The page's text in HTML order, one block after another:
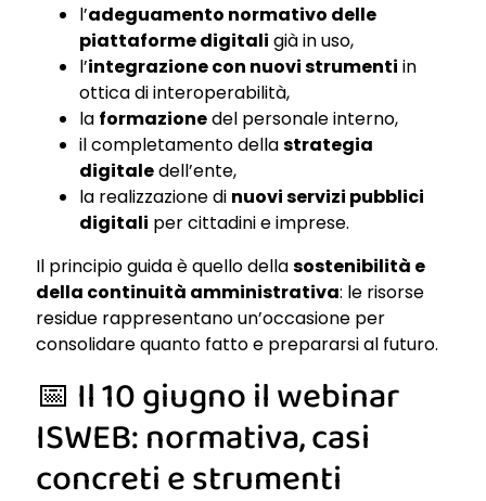
l’adeguamento normativo delle
piattaforme digitali già in uso,
l’integrazione con nuovi strumenti in
ottica di interoperabilità,
la formazionedel personale interno,
il completamento dellastrategia
digitaledell’ente,
la realizzazione di nuovi servizi pubblici
digitali per cittadini e imprese.
Il principio guida è quello dellasostenibilità e
della continuità amministrativa: le risorse
residue rappresentano un’occasione per
consolidare quanto fatto e prepararsi al futuro.
📅 Il 10 giugno il webinar
ISWEB: normativa, casi
concreti e strumenti